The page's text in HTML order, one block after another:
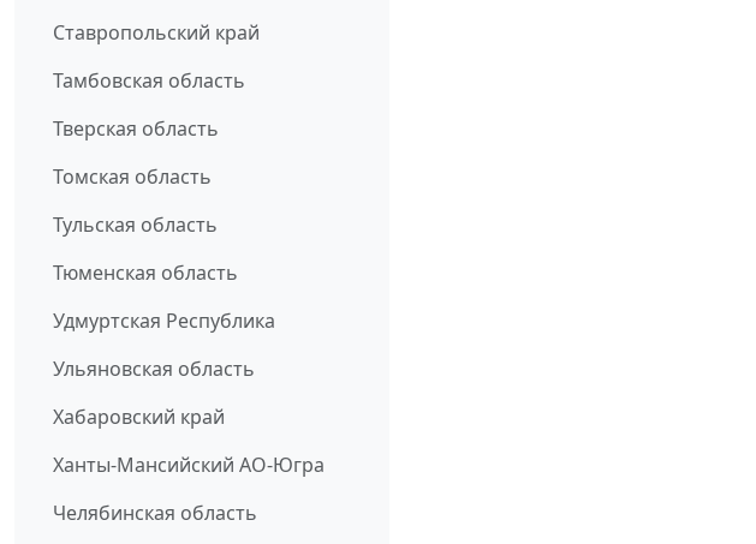
Ставропольский край
Тамбовская область
Тверская область
Томская область
Тульская область
Тюменская область
Удмуртская Республика
Ульяновская область
Хабаровский край
Ханты-Мансийский АО-Югра
Челябинская область